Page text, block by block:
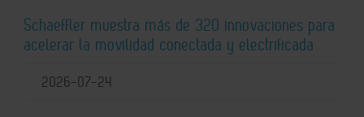
Schaeffler muestra más de 320 innovaciones para
acelerar la movilidad conectada y electrificada
2026-07-24